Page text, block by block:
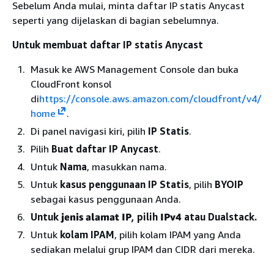
Sebelum Anda mulai, minta daftar IP statis Anycast
seperti yang dijelaskan di bagian sebelumnya.
Untuk membuat daftar IP statis Anycast
Masuk ke AWS Management Console dan buka
CloudFront konsol
dihttps://console.aws.amazon.com/cloudfront/v4/
home
.
Di panel navigasi kiri, pilih IP Statis.
Pilih Buat daftar IP Anycast.
Untuk Nama, masukkan nama.
Untuk kasus penggunaan IP Statis, pilih BYOIP
sebagai kasus penggunaan Anda.
Untuk jenis alamat IP, pilih IPv4 atau Dualstack.
Untuk kolam IPAM, pilih kolam IPAM yang Anda
sediakan melalui grup IPAM dan CIDR dari mereka.